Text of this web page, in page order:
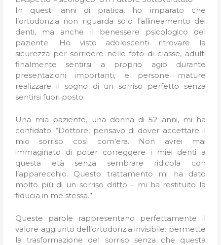
In questi anni di pratica, ho imparato che
l’ortodonzia non riguarda solo l’allineamento dei
denti, ma anche il benessere psicologico del
paziente. Ho visto adolescenti ritrovare la
sicurezza per sorridere nelle foto di classe, adulti
finalmente sentirsi a proprio agio durante
presentazioni importanti, e persone mature
realizzare il sogno di un sorriso perfetto senza
sentirsi fuori posto.
Una mia paziente, una donna di 52 anni, mi ha
confidato: “Dottore, pensavo di dover accettare il
mio sorriso così com’era. Non avrei mai
immaginato di poter correggere i miei denti a
questa età senza sembrare ridicola con
l’apparecchio. Questo trattamento mi ha dato
molto più di un sorriso dritto – mi ha restituito la
fiducia in me stessa.”
Queste parole rappresentano perfettamente il
valore aggiunto dell’ortodonzia invisibile: permette
la trasformazione del sorriso senza che questa